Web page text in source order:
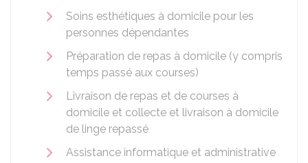
Soins esthétiques à domicile pour les
personnes dépendantes
Préparation de repas à domicile (y compris
temps passé aux courses)
Livraison de repas et de courses à
domicile et collecte et livraison à domicile
de linge repassé
Assistance informatique et administrative